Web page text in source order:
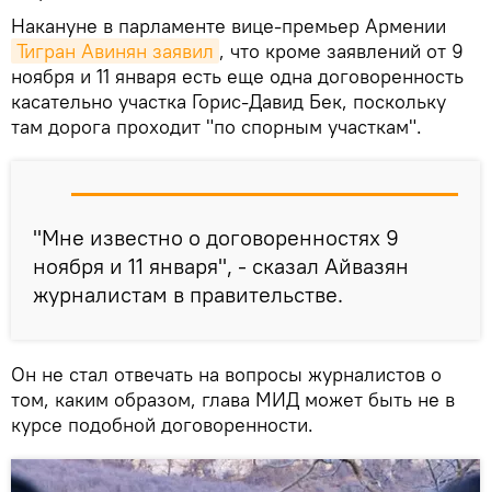
Накануне в парламенте вице-премьер Армении
Тигран Авинян заявил , что кроме заявлений от 9
ноября и 11 января есть еще одна договоренность
касательно участка Горис-Давид Бек, поскольку
там дорога проходит "по спорным участкам".
"Мне известно о договоренностях 9
ноября и 11 января", - сказал Айвазян
журналистам в правительстве.
Он не стал отвечать на вопросы журналистов о
том, каким образом, глава МИД может быть не в
курсе подобной договоренности.